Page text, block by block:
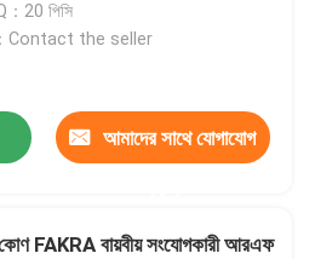
：20 পিসি
Contact the seller
আমাদের সাথে যোগাযোগ
FAKRA বায়বীয় সংযোগকারী আরএফ